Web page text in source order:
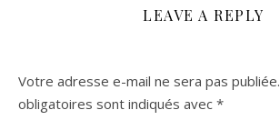
LEAVE A REPLY
Votre adresse e-mail ne sera pas publiée.
obligatoires sont indiqués avec *